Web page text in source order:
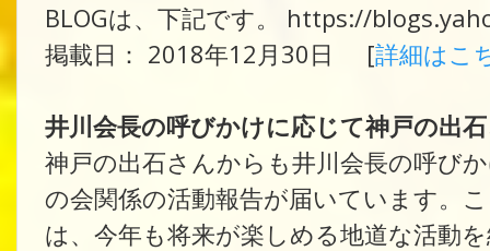
BLOGは、下記です。 https://
掲載日： 2018年12月30日 [詳細はこ
井川会長の呼びかけに応じて神戸の出
神戸の出石さんからも井川会長の呼び
の会関係の活動報告が届いています。
は、今年も将来が楽しめる地道な活動